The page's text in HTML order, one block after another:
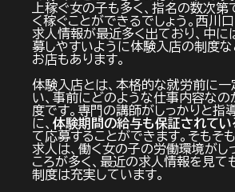
上稼ぐ女の子も多く、指名の数次
く稼ぐことができるでしょう。西川
求人情報が最近多く出ており、中に
募しやすいように体験入店の制度
お店もあります。
体験入店とは、本格的な就労前に
い、事前にどのような仕事内容なの
度です。専門の講師がしっかりと指
に、 体験期間の給与も保証されてい
て応募することができます。そもそ
求人は、働く女の子の労働環境がし
ころが多く、最近の求人情報を見て
制度は充実しています。